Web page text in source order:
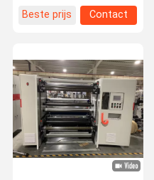
Fabriekstoch
T
Kwaliteitsco
Ntrole
Beste prijs
Contact